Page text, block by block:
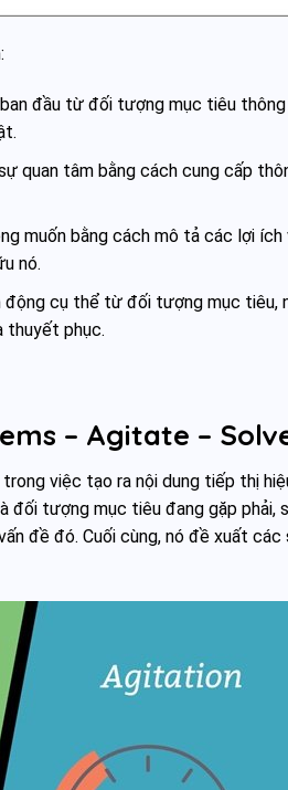
đầu từ đối tượng mục tiêu
quan tâm bằng cách cung cấp
muốn bằng cách mô tả các lợi
nó.
cụ thể từ đối tượng mục tiêu,
thuyết phục.
– Agitate –
việc tạo ra nội dung tiếp thị
đối tượng mục tiêu đang gặp phải,
đề đó. Cuối cùng, nó đề xuất